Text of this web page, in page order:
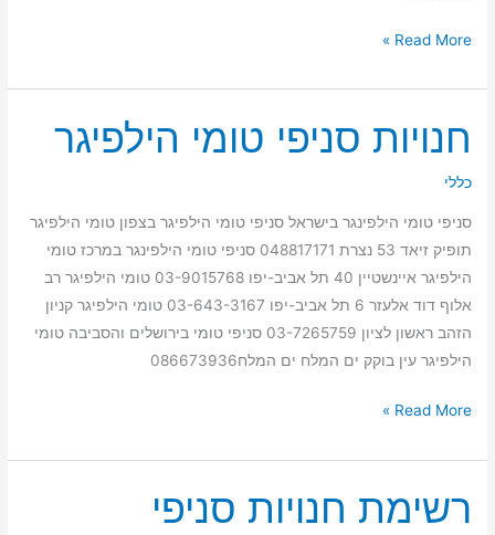
Read More »
חנויות סניפי טומי הילפיגר
כללי
סניפי טומי הילפינגר בישראל סניפי טומי הילפיגר בצפון טומי הילפיגר
תופיק זיאד 53 נצרת 048817171 סניפי טומי הילפינגר במרכז טומי
הילפיגר איינשטיין 40 תל אביב-יפו 03-9015768 טומי הילפיגר רב
אלוף דוד אלעזר 6 תל אביב-יפו 03-643-3167 טומי הילפיגר קניון
הזהב ראשון לציון 03-7265759 סניפי טומי בירושלים והסביבה טומי
הילפיגר עין בוקק ים המלח ים המלח086673936
חנויות
סניפי
טומי
Read More »
רשימת חנויות סניפי
רשימת
חנויות